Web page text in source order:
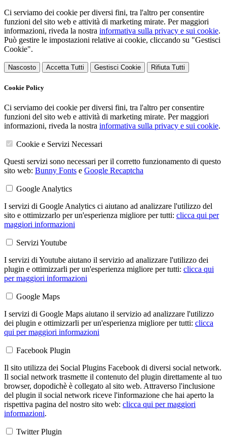
Ci serviamo dei cookie per diversi fini, tra l'altro per consentire
funzioni del sito web e attività di marketing mirate. Per maggiori
informazioni, riveda la nostra informativa sulla privacy e sui cookie.
Può gestire le impostazioni relative ai cookie, cliccando su "Gestisci
Cookie".
Nascosto Accetta Tutti Gestisci Cookie Rifiuta Tutti
Cookie Policy
Ci serviamo dei cookie per diversi fini, tra l'altro per consentire
funzioni del sito web e attività di marketing mirate. Per maggiori
informazioni, riveda la nostra informativa sulla privacy e sui cookie.
Cookie e Servizi Necessari
Questi servizi sono necessari per il corretto funzionamento di questo
sito web: Bunny Fonts e Google Recaptcha
Google Analytics
I servizi di Google Analytics ci aiutano ad analizzare l'utilizzo del
sito e ottimizzarlo per un'esperienza migliore per tutti: clicca qui per
maggiori informazioni
Servizi Youtube
I servizi di Youtube aiutano il servizio ad analizzare l'utilizzo dei
plugin e ottimizzarli per un'esperienza migliore per tutti: clicca qui
per maggiori informazioni
Google Maps
I servizi di Google Maps aiutano il servizio ad analizzare l'utilizzo
dei plugin e ottimizzarli per un'esperienza migliore per tutti: clicca
qui per maggiori informazioni
Facebook Plugin
Il sito utilizza dei Social Plugins Facebook di diversi social network.
Il social network trasmette il contenuto del plugin direttamente al tuo
browser, dopodichè è collegato al sito web. Attraverso l'inclusione
del plugin il social network riceve l'informazione che hai aperto la
rispettiva pagina del nostro sito web: clicca qui per maggiori
informazioni.
Twitter Plugin